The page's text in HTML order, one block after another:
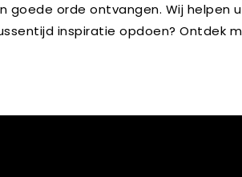
goede orde ontvangen. Wij
inspiratie opdoen? Ontdek